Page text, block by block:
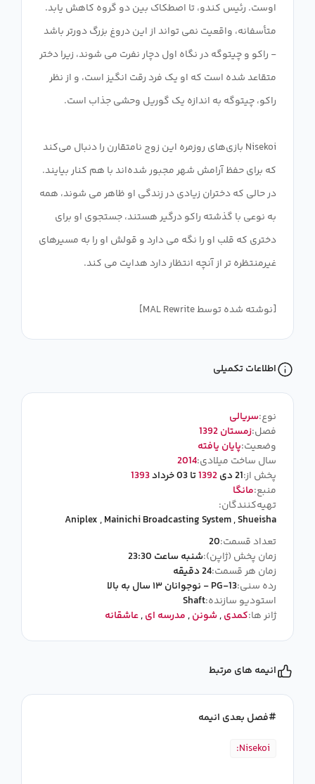
اوست. رئیس کندو، تا اصطکاک بین دو گروه کاهش یابد.
متأسفانه، واقعیت نمی تواند از این دروغ بزرگ دورتر باشد
- راکو و چیتوگه در نگاه اول دچار نفرت می شوند، زیرا دختر
متقاعد شده است که او یک فرد رقت انگیز است، و از نظر
Nisekoi بازی‌های روزمره این زوج نامتقارن را دنبال می‌کند
که برای حفظ آرامش شهر مجبور شده‌اند با هم کنار بیایند.
در حالی که دختران زیادی در زندگی او ظاهر می شوند، همه
به نوعی با گذشته راکو درگیر هستند، جستجوی او برای
دختری که قلب او را نگه می دارد و قولش او را به مسیرهای
[نوشته شده توسط MAL Rewrite]
اطلاعات تکمیلی
نوع:سریالی
فصل:زمستان 1392
وضعیت:پایان یافته
سال ساخت میلادی:2014
پخش از:21 دی 1392تا 03 خرداد
1393
منبع:مانگا
تهیه‌کنندگان:
Aniplex,Mainichi Broadcasting System,Shueisha
تعداد قسمت:20
زمان پخش (ژاپن):شنبه ساعت 23:30
زمان هر قسمت:24 دقیقه
رده سنی:PG-13 - نوجوانان ۱۳ سال به بالا
استودیو سازنده:Shaft
ژانر ها:کمدی,شونن,مدرسه ای,عاشقانه
انیمه های مرتبط
فصل بعدی انیمه
Nisekoi: